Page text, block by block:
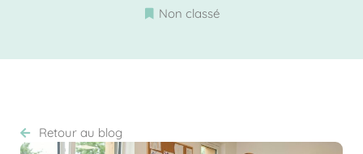
Non classé
Retour au blog